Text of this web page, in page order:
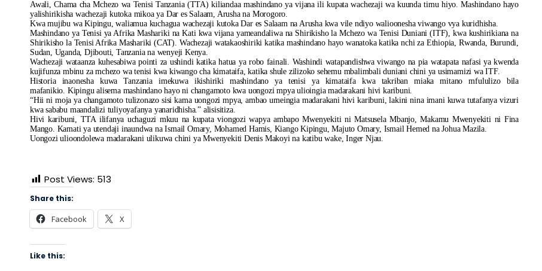
Awali, Chama cha Mchezo wa Tenisi Tanzania (TTA) kiliandaa mashindano ya vijana ili kupata wachezaji wa kuunda timu hiyo. Mashindano hayo
yalishirikisha wachezaji kutoka mikoa ya Dar es Salaam, Arusha na Morogoro.
Kwa mujibu wa Kipingu, waliamua kuchagua wachezaji kutoka Dar es Salaam na Arusha kwa vile ndiyo walioonesha viwango vya kuridhisha.
Mashindano ya Tenisi ya Afrika Mashariki na Kati kwa vijana yameandaliwa na Shirikisho la Mchezo wa Tenisi Duniani (ITF), kwa kushirikiana na
Shirikisho la Tenisi Afrika Mashariki (CAT). Wachezaji watakaoshiriki katika mashindano hayo wanatoka katika nchi za Ethiopia, Rwanda, Burundi,
Sudan, Uganda, Djibouti, Tanzania na wenyeji Kenya.
Wachezaji wataanza kuhesabiwa pointi za ushindi katika hatua ya robo fainali. Washindi watapandishwa viwango na pia watapata nafasi ya kwenda
kujifunza mbinu za mchezo wa tenisi kwa kiwango cha kimataifa, katika shule zilizoko sehemu mbalimbali duniani chini ya usimamizi wa ITF.
Historia inaonesha kuwa Tanzania imekuwa ikishiriki mashindano ya tenisi ya kimataifa kwa takriban miaka mitano mfululizo bila
mafanikio. Kipingu alisema mashindano hayo ni changamoto kwa uongozi mpya ulioingia madarakani hivi karibuni.
“Hii ni moja ya changamoto tulizonazo sisi kama uongozi mpya, ambao umeingia madarakani hivi karibuni, lakini nina imani kuwa tutafanya vizuri
kwa sababu maandalizi tuliyoyafanya yanaridhisha.” alisisitiza.
Hivi karibuni, TTA ilifanya uchaguzi mkuu na kupata viongozi wapya ambapo Mwenyekiti ni Matsusela Mbanjo, Makamu Mwenyekiti ni Fina
Mango. Kamati ya utendaji inaundwa na Ismail Omary, Mohamed Hamis, Kiango Kipingu, Majuto Omary, Ismail Hemed na Johua Mazila.
Uongozi ulioondolewa madarakani ulikuwa chini ya Mwenyekiti Denis Makoyi na katibu wake, Inger Njau.
Post Views: 513
Share this:
Facebook X
Like this: